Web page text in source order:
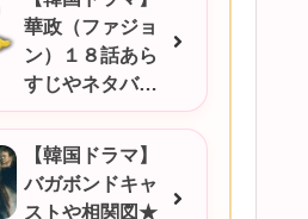
華政（ファジョ
ン）１８話あら
すじやネタバ
レ、感想など！
【韓国ドラマ】
バガボンドキャ
ストや相関図★